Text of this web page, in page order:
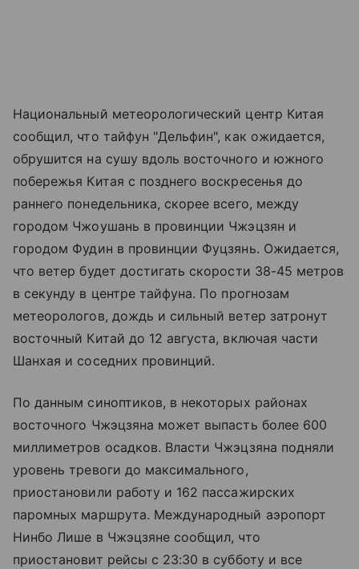
Национальный метеорологический центр Китая
сообщил, что тайфун "Дельфин", как ожидается,
обрушится на сушу вдоль восточного и южного
побережья Китая с позднего воскресенья до
раннего понедельника, скорее всего, между
городом Чжоушань в провинции Чжэцзян и
городом Фудин в провинции Фуцзянь. Ожидается,
что ветер будет достигать скорости 38-45 метров
в секунду в центре тайфуна. По прогнозам
метеорологов, дождь и сильный ветер затронут
восточный Китай до 12 августа, включая части
Шанхая и соседних провинций.
По данным синоптиков, в некоторых районах
восточного Чжэцзяна может выпасть более 600
миллиметров осадков. Власти Чжэцзяна подняли
уровень тревоги до максимального,
приостановили работу и 162 пассажирских
паромных маршрута. Международный аэропорт
Нинбо Лише в Чжэцзяне сообщил, что
приостановит рейсы с 23:30 в субботу и все